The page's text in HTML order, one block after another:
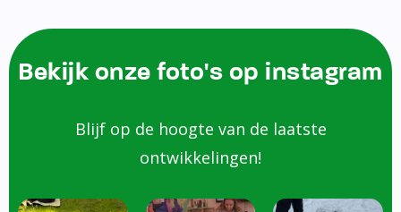
Bekijk onze foto's op instagram
Blijf op de hoogte van de laatste
ontwikkelingen!